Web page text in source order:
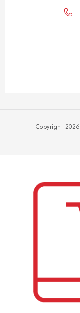
Copyright 2026